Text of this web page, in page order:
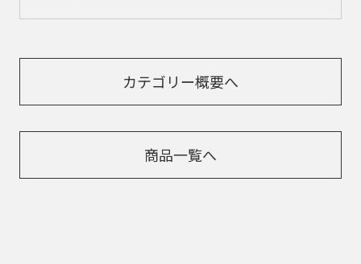
カテゴリー概要へ
商品一覧へ